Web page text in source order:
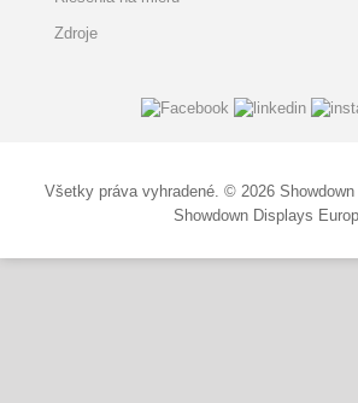
Zdroje
Všetky práva vyhradené. © 2026
Showdown Displays